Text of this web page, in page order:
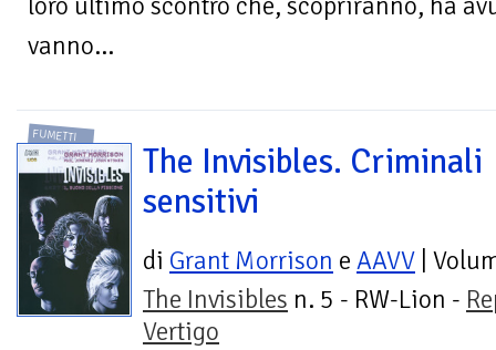
vanno...
FUMETTI
The Invisibles. Criminali
sensitivi
di Grant Morrison e AAVV |
The Invisibles n. 5 - RW-Lion -
Vertigo